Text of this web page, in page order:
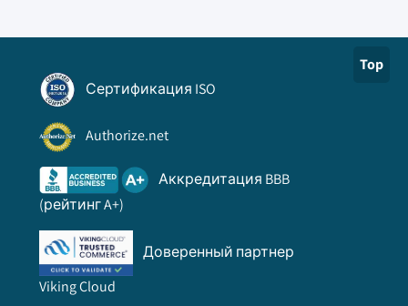
Top
Сертификация ISO
Authorize.net
Аккредитация BBB
(рейтинг A+)
Доверенный партнер
Viking Cloud